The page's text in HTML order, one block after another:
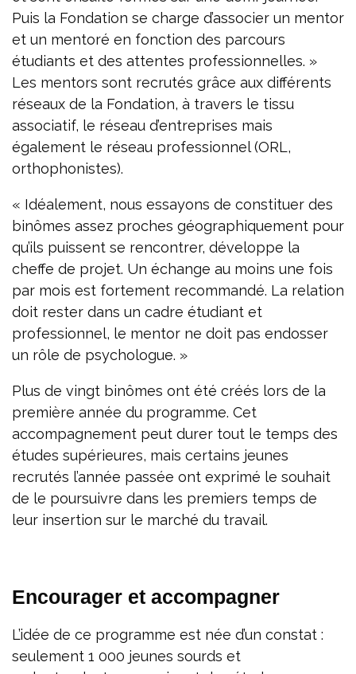
Puis la Fondation se charge d’associer un mentor
et un mentoré en fonction des parcours
étudiants et des attentes professionnelles. »
Les mentors sont recrutés grâce aux différents
réseaux de la Fondation, à travers le tissu
associatif, le réseau d’entreprises mais
également le réseau professionnel (ORL,
orthophonistes).
« Idéalement, nous essayons de constituer des
binômes assez proches géographiquement pour
qu’ils puissent se rencontrer, développe la
cheffe de projet. Un échange au moins une fois
par mois est fortement recommandé. La relation
doit rester dans un cadre étudiant et
professionnel, le mentor ne doit pas endosser
un rôle de psychologue. »
Plus de vingt binômes ont été créés lors de la
première année du programme. Cet
accompagnement peut durer tout le temps des
études supérieures, mais certains jeunes
recrutés l’année passée ont exprimé le souhait
de le poursuivre dans les premiers temps de
leur insertion sur le marché du travail.
Encourager et accompagner
L’idée de ce programme est née d’un constat :
seulement 1 000 jeunes sourds et